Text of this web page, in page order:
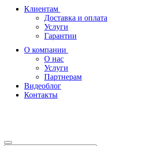
Клиентам
Доставка и оплата
Услуги
Гарантии
О компании
О нас
Услуги
Партнерам
Видеоблог
Контакты